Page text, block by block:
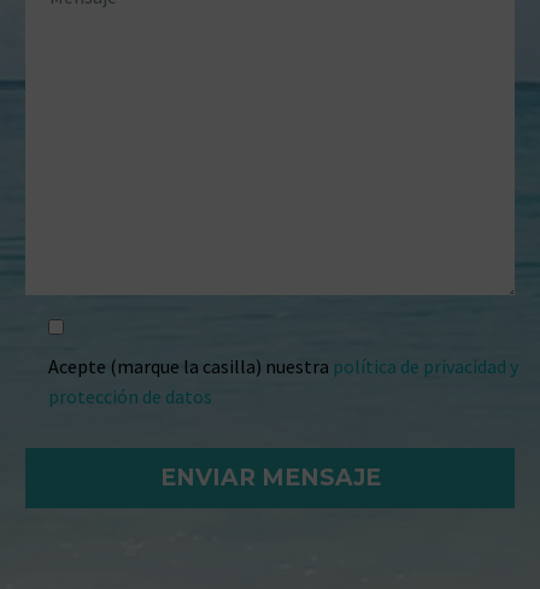
Acepte (marque la casilla) nuestra política de privacidad y
protección de datos